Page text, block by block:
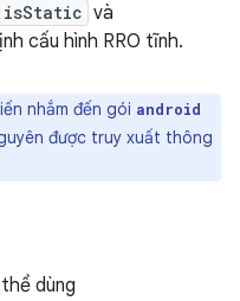
và
cấu hình RRO tĩnh.
nhắm đến gói android
được truy xuất thông
dùng